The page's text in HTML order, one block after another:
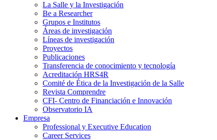
La Salle y la Investigación
Be a Researcher
Grupos e Institutos
Áreas de investigación
Líneas de investigación
Proyectos
Publicaciones
Transferencia de conocimiento y tecnología
Acreditación HRS4R
Comité de Ética de la Investigación de la Salle
Revista Comprendre
CFI- Centro de Financiación e Innovación
Observatorio IA
Empresa
Professional y Executive Education
Career Services